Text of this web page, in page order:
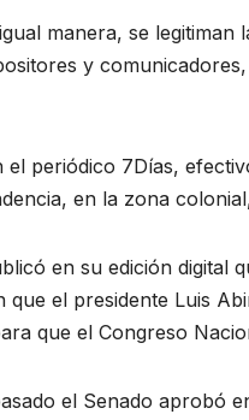
manera, se
y
el periódico 7Días,
en la zona
en su edición digital
que el presidente Luis
que el Congreso
el Senado aprobó